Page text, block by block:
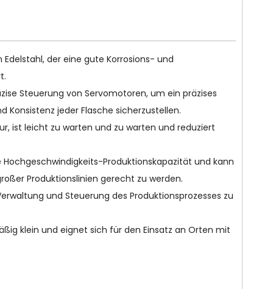
der eine gute Korrosions- und
Steuerung von Servomotoren, um ein präzises
Konsistenz jeder Flasche sicherzustellen.
ist leicht zu warten und zu warten und reduziert
Produktionskapazität und kann
Produktionslinien gerecht zu werden.
und Steuerung des Produktionsprozesses zu
klein und eignet sich für den Einsatz an Orten mit